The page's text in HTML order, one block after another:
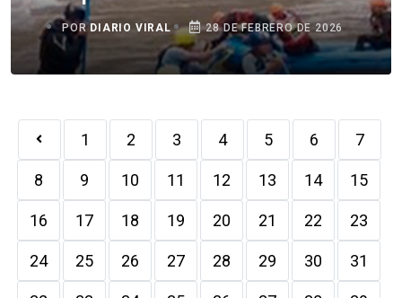
POR DIARIO VIRAL 28 DE FEBRERO DE 2026
1 2 3 4 5 6 7
8 9 10 11 12 13 14 15
16 17 18 19 20 21 22 23
24 25 26 27 28 29 30 31